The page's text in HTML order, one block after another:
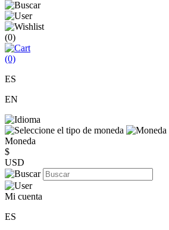
(0)
(0)
ES
EN
Moneda
$
USD
Mi cuenta
ES